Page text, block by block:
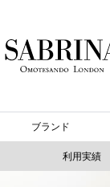
ブランド
利用実績